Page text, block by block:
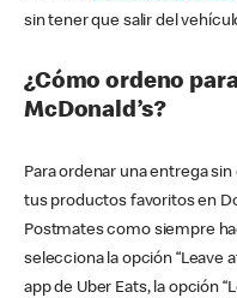
sin tener que salir del
¿Cómo ordeno
McDonald’s?
Para ordenar una entrega
tus productos favoritos en
Postmates como siempre
selecciona la opción “Leave
app de Uber Eats, la opción